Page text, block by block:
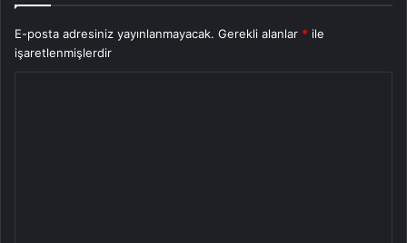
E-posta adresiniz yayınlanmayacak. Gerekli alanlar * ile
işaretlenmişlerdir